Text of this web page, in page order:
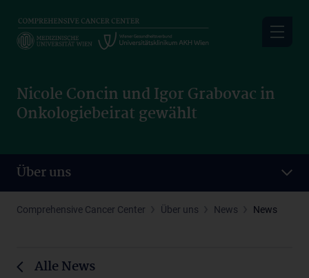
main
Nicole Concin und Igor Grabovac in
Onkologiebeirat gewählt
Über uns
Comprehensive Cancer Center Über uns News News
Alle News